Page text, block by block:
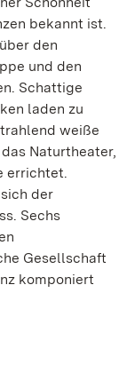
bekannt ist.
den
und den
Schattige
laden zu
weiße
Naturtheater,
errichtet.
der
Sechs
Gesellschaft
komponiert